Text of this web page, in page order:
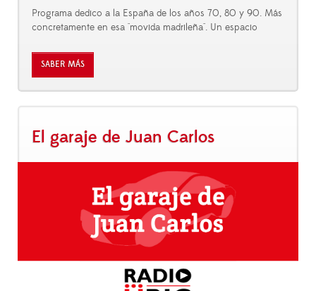
Programa dedico a la España de los años 70, 80 y 90. Más
concretamente en esa "movida madrileña". Un espacio
SABER MÁS
El garaje de Juan Carlos